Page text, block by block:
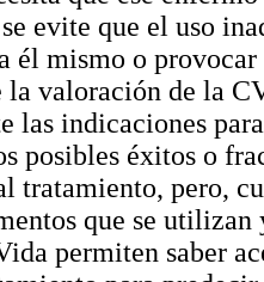
evite que el uso
él mismo o
la valoración de la
las indicaciones
posibles éxitos o
tratamiento, pero,
que se
permiten saber